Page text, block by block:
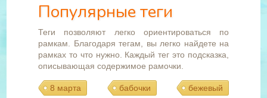
Популярные теги
Теги позволяют легко ориентироваться по
рамкам. Благодаря тегам, вы легко найдете на
рамках то что нужно. Каждый тег это подсказка,
описывающая содержимое рамочки.
8 марта бабочки бежевый